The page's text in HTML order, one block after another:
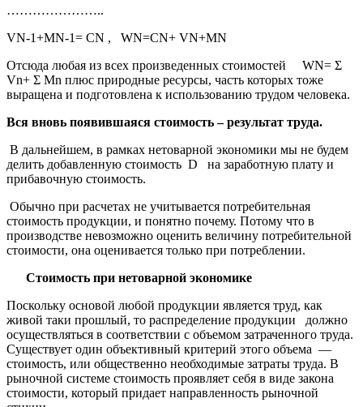
…………………..
VN-1+MN-1= CN , WN=CN+ VN+MN
Отсюда любая из всех произведенных стоимостей WN= Σ
Vn+ Σ Mn плюс природные ресурсы, часть которых тоже
выращена и подготовлена к использованию трудом человека.
Вся вновь появившаяся стоимость – результат труда.
В дальнейшем, в рамках нетоварной экономики мы не будем
делить добавленную стоимость D на заработную плату и
прибавочную стоимость.
Обычно при расчетах не учитывается потребительная
стоимость продукции, и понятно почему. Потому что в
производстве невозможно оценить величину потребительной
стоимости, она оценивается только при потреблении.
Стоимость при нетоварной экономике
Поскольку основой любой продукции является труд, как
живой таки прошлый, то распределение продукции должно
осуществляться в соответствии с объемом затраченного труда.
Существует один объективный критерий этого объема —
стоимость, или общественно необходимые затраты труда. В
рыночной системе стоимость проявляет себя в виде закона
стоимости, который придает направленность рыночной